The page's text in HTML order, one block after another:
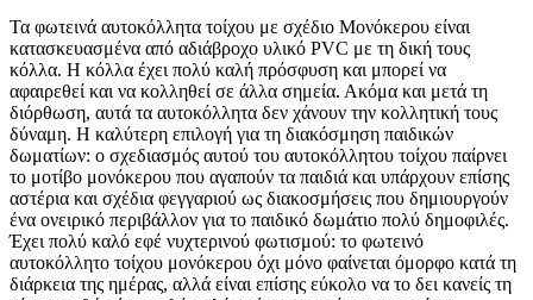
Τα φωτεινά αυτοκόλλητα τοίχου με σχέδιο Μονόκερου είναι
κατασκευασμένα από αδιάβροχο υλικό PVC με τη δική τους
κόλλα. Η κόλλα έχει πολύ καλή πρόσφυση και μπορεί να
αφαιρεθεί και να κολληθεί σε άλλα σημεία. Ακόμα και μετά τη
διόρθωση, αυτά τα αυτοκόλλητα δεν χάνουν την κολλητική τους
δύναμη. Η καλύτερη επιλογή για τη διακόσμηση παιδικών
δωματίων: ο σχεδιασμός αυτού του αυτοκόλλητου τοίχου παίρνει
το μοτίβο μονόκερου που αγαπούν τα παιδιά και υπάρχουν επίσης
αστέρια και σχέδια φεγγαριού ως διακοσμήσεις που δημιουργούν
ένα ονειρικό περιβάλλον για το παιδικό δωμάτιο πολύ δημοφιλές.
Έχει πολύ καλό εφέ νυχτερινού φωτισμού: το φωτεινό
αυτοκόλλητο τοίχου μονόκερου όχι μόνο φαίνεται όμορφο κατά τη
διάρκεια της ημέρας, αλλά είναι επίσης εύκολο να το δει κανείς τη